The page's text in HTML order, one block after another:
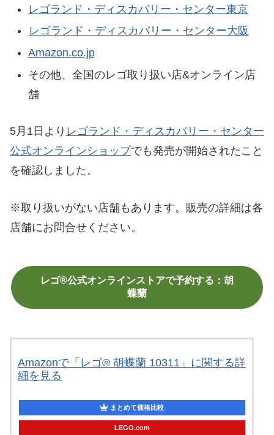
レゴランド・ディスカバリー・センター東京
レゴランド・ディスカバリー・センター大阪
Amazon.co.jp
その他、全国のレゴ取り扱い店&オンライン店
舗
5月1日より レゴランド・ディスカバリー・センター
公式オンラインショップでも発売が開始されたこと
を確認しました。
※取り扱いがない店舗もあります。販売の詳細は各
店舗にお問合せください。
レゴ®公式オンラインストアで予約する：胡
蝶蘭
Amazonで「レゴ® 胡蝶蘭 10311」に関する詳
細を見る
まとめて価格比較
LEGO.com